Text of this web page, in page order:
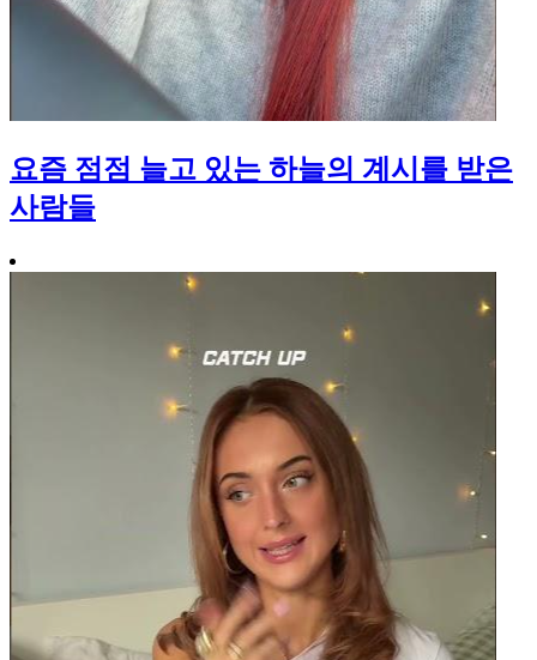
요즘 점점 늘고 있는 하늘의 계시를 받은
사람들